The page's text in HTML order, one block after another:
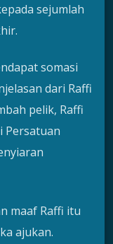
sejumlah
somasi
dari Raffi
pelik, Raffi
Persatuan
maaf Raffi itu
ajukan.